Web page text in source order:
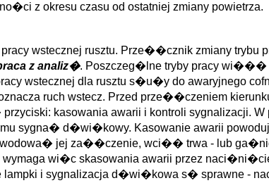
z okresu czasu od ostatniej zmiany powietrza.
wstecznej rusztu. Prze��cznik zmiany trybu
z analiz�. Poszczeg�lne tryby pracy wi���
wstecznej dla rusztu s�u�y do awaryjnego
ruch wstecz. Przed prze��czeniem
kasowania awarii i kontroli sygnalizacji. W
sygna� d�wi�kowy. Kasowanie awarii
jej za��czenie, wci�� trwa - lub
wi�c skasowania awarii przez
lampki i sygnalizacja d�wi�kowa s� sprawne -